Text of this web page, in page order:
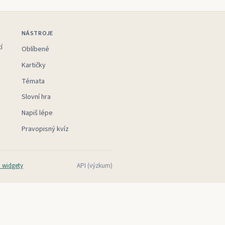
NÁSTROJE
Oblíbené
Kartičky
Témata
Slovní hra
Napiš lépe
Pravopisný kvíz
widgety API (výzkum)